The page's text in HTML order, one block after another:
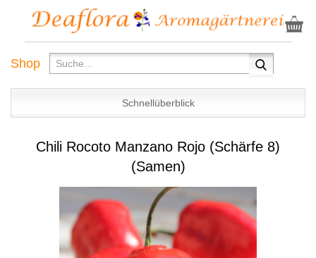
Shop
Schnellüberblick
Chili Rocoto Manzano Rojo (Schärfe 8)
(Samen)